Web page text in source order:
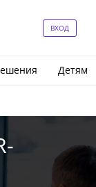
ВХОД
Детям